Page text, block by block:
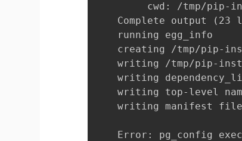
cwd: /tmp/pip-
Complete output (23
running egg_info
creating /tmp/pip-
writing /tmp/pip-install-
writing
writing top-level
writing manifest file '/
Error: pg_config